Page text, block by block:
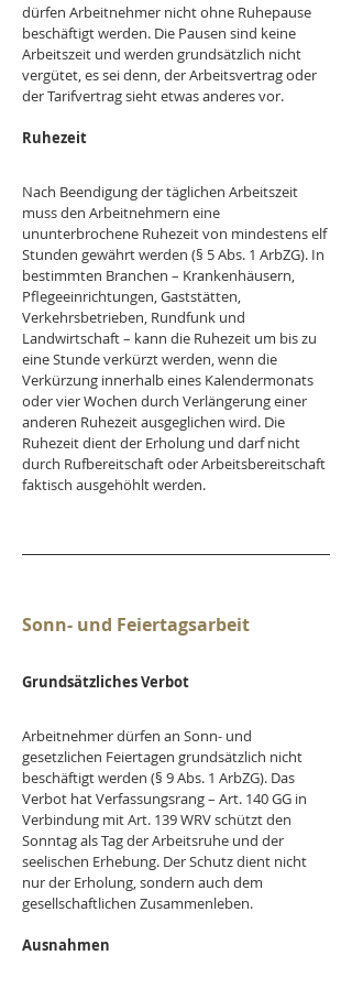
dürfen Arbeitnehmer nicht ohne Ruhepause
beschäftigt werden. Die Pausen sind keine
Arbeitszeit und werden grundsätzlich nicht
vergütet, es sei denn, der Arbeitsvertrag oder
der Tarifvertrag sieht etwas anderes vor.
Ruhezeit
Nach Beendigung der täglichen Arbeitszeit
muss den Arbeitnehmern eine
ununterbrochene Ruhezeit von mindestens elf
Stunden gewährt werden (§ 5 Abs. 1 ArbZG). In
bestimmten Branchen – Krankenhäusern,
Pflegeeinrichtungen, Gaststätten,
Verkehrsbetrieben, Rundfunk und
Landwirtschaft – kann die Ruhezeit um bis zu
eine Stunde verkürzt werden, wenn die
Verkürzung innerhalb eines Kalendermonats
oder vier Wochen durch Verlängerung einer
anderen Ruhezeit ausgeglichen wird. Die
Ruhezeit dient der Erholung und darf nicht
durch Rufbereitschaft oder Arbeitsbereitschaft
faktisch ausgehöhlt werden.
Sonn- und Feiertagsarbeit
Grundsätzliches Verbot
Arbeitnehmer dürfen an Sonn- und
gesetzlichen Feiertagen grundsätzlich nicht
beschäftigt werden (§ 9 Abs. 1 ArbZG). Das
Verbot hat Verfassungsrang – Art. 140 GG in
Verbindung mit Art. 139 WRV schützt den
Sonntag als Tag der Arbeitsruhe und der
seelischen Erhebung. Der Schutz dient nicht
nur der Erholung, sondern auch dem
gesellschaftlichen Zusammenleben.
Ausnahmen